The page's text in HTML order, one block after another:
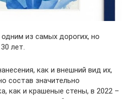
из самых дорогих, но
лет.
как и внешний вид их,
состав значительно
как и крашеные стены, в 2022 –